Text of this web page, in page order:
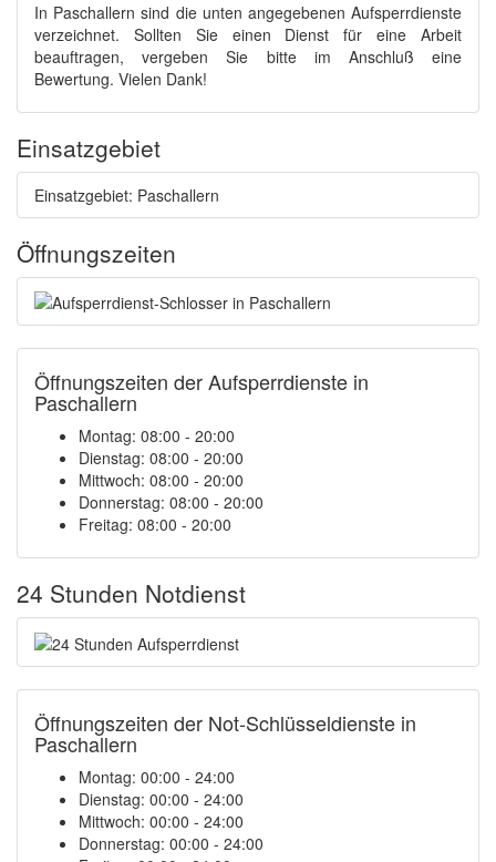
In Paschallern sind die unten angegebenen Aufsperrdienste
verzeichnet. Sollten Sie einen Dienst für eine Arbeit
beauftragen, vergeben Sie bitte im Anschluß eine
Bewertung. Vielen Dank!
Einsatzgebiet
Einsatzgebiet: Paschallern
Öffnungszeiten
Öffnungszeiten der Aufsperrdienste in
Paschallern
Montag: 08:00 - 20:00
Dienstag: 08:00 - 20:00
Mittwoch: 08:00 - 20:00
Donnerstag: 08:00 - 20:00
Freitag: 08:00 - 20:00
24 Stunden Notdienst
Öffnungszeiten der Not-Schlüsseldienste in
Paschallern
Montag: 00:00 - 24:00
Dienstag: 00:00 - 24:00
Mittwoch: 00:00 - 24:00
Donnerstag: 00:00 - 24:00